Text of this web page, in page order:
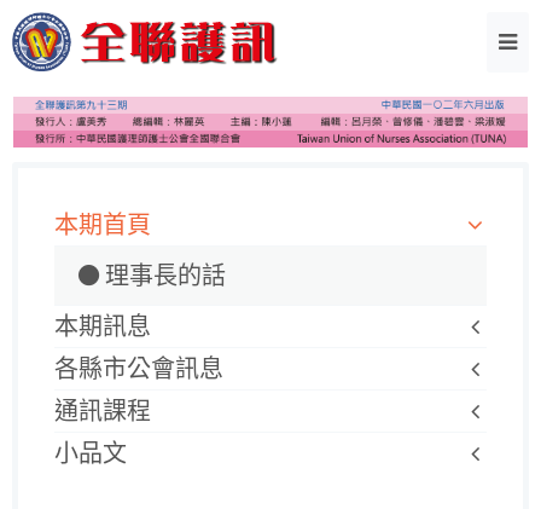
本期首頁
理事長的話
本期訊息
各縣市公會訊息
通訊課程
小品文